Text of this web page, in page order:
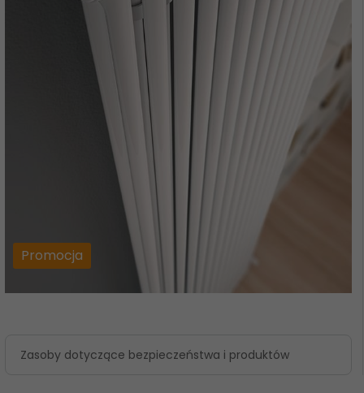
Promocja
Zasoby dotyczące bezpieczeństwa i produktów